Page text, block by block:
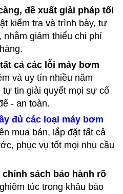
đề xuất giải pháp tối
kiểm tra và trình bày, tư
nhằm giảm thiểu chi phí
cả các lỗi máy bơm
và uy tín nhiều năm
tự tin giải quyết mọi sự cố
- an toàn.
đủ các loại máy bơm
mua bán, lắp đặt tất cả
phục vụ tốt mọi nhu cầu
sách bảo hành rõ
túc trong khâu báo